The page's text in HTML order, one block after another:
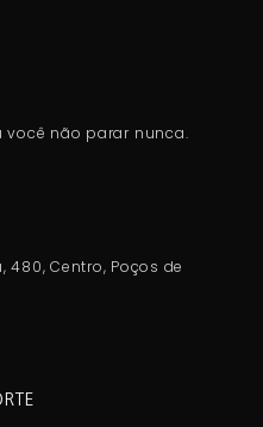
não parar nunca.
Centro, Poços de